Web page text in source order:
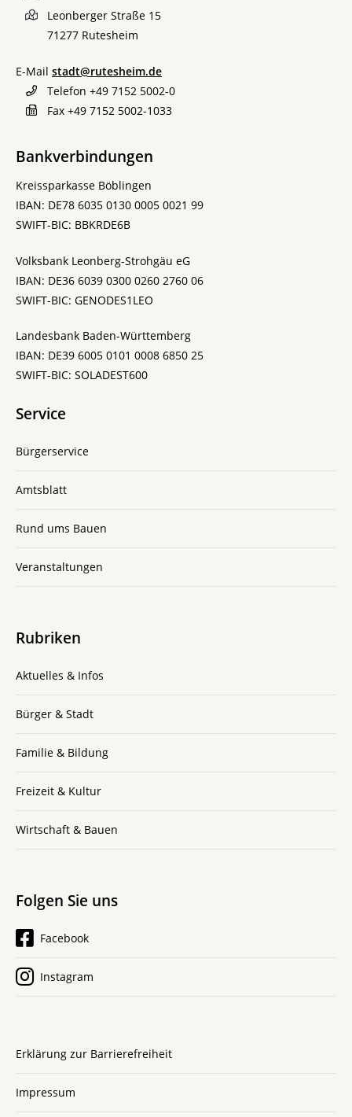
Leonberger Straße 15
71277 Rutesheim
E-Mail stadt@rutesheim.de
Telefon +49 7152 5002-0
Fax +49 7152 5002-1033
Bankverbindungen
Kreissparkasse Böblingen
IBAN: DE78 6035 0130 0005 0021 99
SWIFT-BIC: BBKRDE6B
Volksbank Leonberg-Strohgäu eG
IBAN: DE36 6039 0300 0260 2760 06
SWIFT-BIC: GENODES1LEO
Landesbank Baden-Württemberg
IBAN: DE39 6005 0101 0008 6850 25
SWIFT-BIC: SOLADEST600
Service
Bürgerservice
Amtsblatt
Rund ums Bauen
Veranstaltungen
Rubriken
Aktuelles & Infos
Bürger & Stadt
Familie & Bildung
Freizeit & Kultur
Wirtschaft & Bauen
Folgen Sie uns
Facebook
Instagram
Erklärung zur Barrierefreiheit
Impressum